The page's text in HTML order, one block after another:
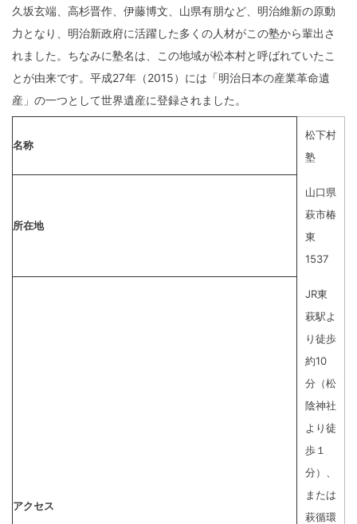
久坂玄端、高杉晋作、伊藤博文、山県有朋など、明治維新の原動
力となり、明治新政府に活躍した多くの人材がこの塾から輩出さ
れました。ちなみに塾名は、この地域が松本村と呼ばれていたこ
とが由来です。平成27年（2015）には「明治日本の産業革命遺
産」の一つとして世界遺産に登録されました。
名称
松下村
塾
所在地
山口県
萩市椿
東
1537
アクセス
JR東
萩駅よ
り徒歩
約10
分（松
陰神社
より徒
歩１
分）、
または
萩循環